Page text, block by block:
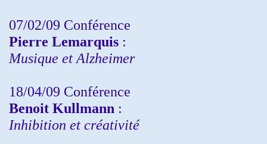
07/02/09 Conférence
Pierre Lemarquis :
Musique et Alzheimer
18/04/09 Conférence
Benoit Kullmann :
Inhibition et créativité